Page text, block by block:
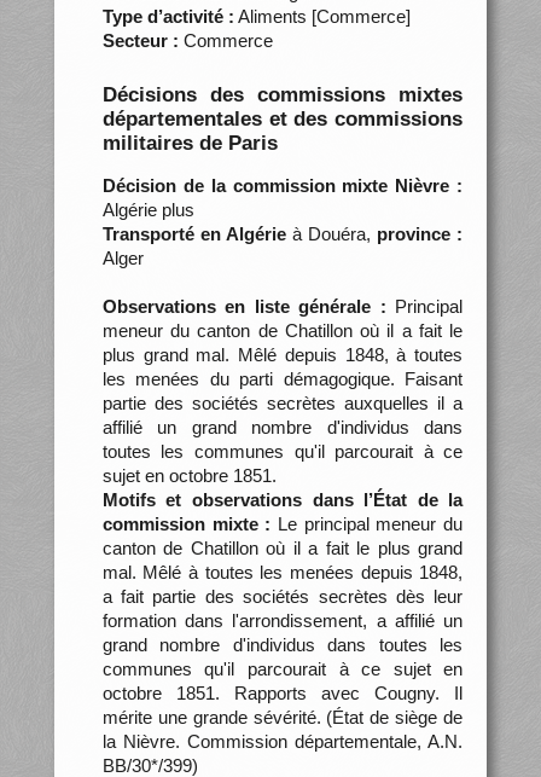
Type d’activité : Aliments [Commerce]
Secteur : Commerce
Décisions des commissions mixtes
départementales et des commissions
militaires de Paris
Décision de la commission mixte Nièvre :
Algérie plus
Transporté en Algérieà Douéra, province :
Alger
Observations en liste générale : Principal
meneur du canton de Chatillon où il a fait le
plus grand mal. Mêlé depuis 1848, à toutes
les menées du parti démagogique. Faisant
partie des sociétés secrètes auxquelles il a
affilié un grand nombre d'individus dans
toutes les communes qu'il parcourait à ce
sujet en octobre 1851.
Motifs et observations dans l’État de la
commission mixte : Le principal meneur du
canton de Chatillon où il a fait le plus grand
mal. Mêlé à toutes les menées depuis 1848,
a fait partie des sociétés secrètes dès leur
formation dans l'arrondissement, a affilié un
grand nombre d'individus dans toutes les
communes qu'il parcourait à ce sujet en
octobre 1851. Rapports avec Cougny. Il
mérite une grande sévérité. (État de siège de
la Nièvre. Commission départementale, A.N.
BB/30*/399)